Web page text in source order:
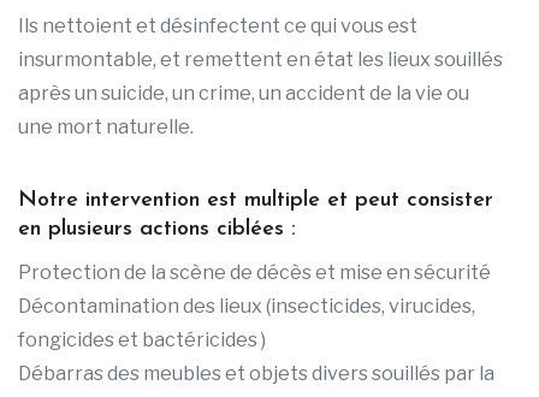
Ils nettoient et désinfectent ce qui vous est
insurmontable, et remettent en état les lieux souillés
après un suicide, un crime, un accident de la vie ou
une mort naturelle.
Notre intervention est multiple et peut consister
en plusieurs actions ciblées :
Protection de la scène de décès et mise en sécurité
Décontamination des lieux (insecticides, virucides,
fongicides et bactéricides )
Débarras des meubles et objets divers souillés par la